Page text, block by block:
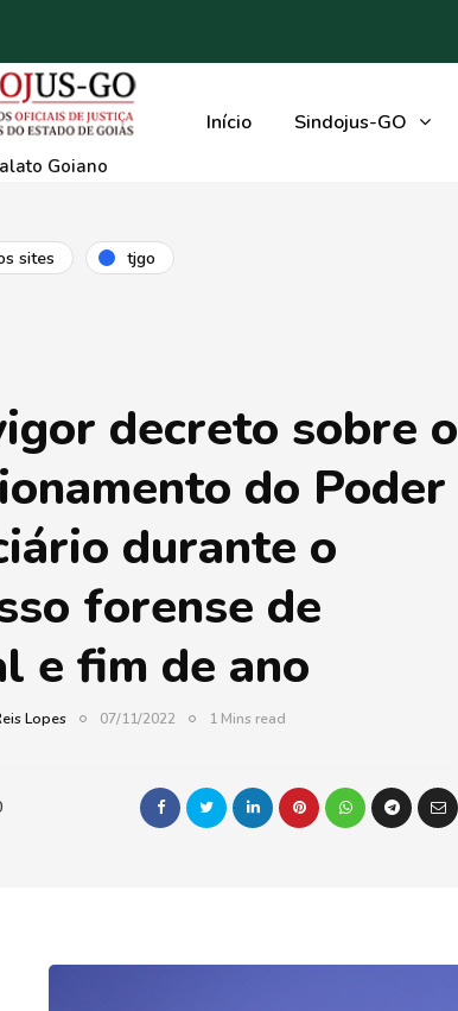
Goiano
Início Sindojus-GO
sites tjgo
decreto sobre o
do Poder
durante o
forense de
e fim de ano
Lopes 07/11/2022 1 Mins read